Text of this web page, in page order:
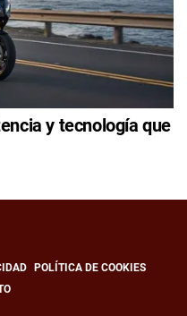
y tecnología que
POLÍTICA DE COOKIES